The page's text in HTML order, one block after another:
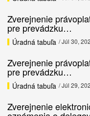
Zverejnenie
pre prevádzku…
Úradná tabuľa / Júl 30,
Zverejnenie
pre prevádzku…
Úradná tabuľa / Júl 29,
Zverejnenie